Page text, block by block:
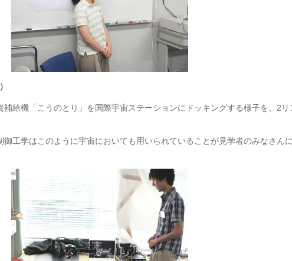
給機「こうのとり」を国際宇宙ステーションにドッキングする様子を、2リ
工学はこのように宇宙においても用いられていることが見学者のみなさん